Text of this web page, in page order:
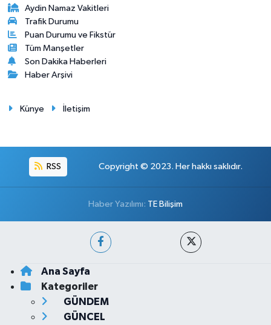
Aydin Namaz Vakitleri
Trafik Durumu
Puan Durumu ve Fikstür
Tüm Manşetler
Son Dakika Haberleri
Haber Arşivi
Künye İletişim
RSS Copyright © 2023. Her hakkı saklıdır.
Haber Yazılımı: TE Bilişim
Ana Sayfa
Kategoriler
GÜNDEM
GÜNCEL